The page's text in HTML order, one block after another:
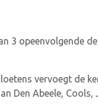
3 opeenvolgende
vervoegt de
Den Abeele, Cools,